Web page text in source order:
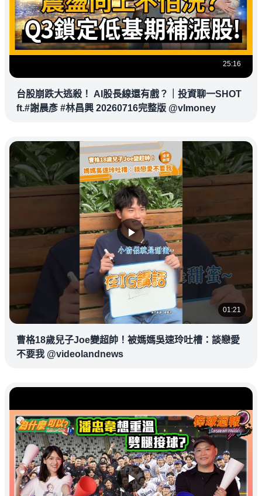
25:16
台股崩跌大逃殺！ AI股長線還有戲？｜投資聊一SHOT
ft.#謝晨彥 #林昌興 20260716完整版 @vlmoney
01:21
曹格18歲兒子Joe變超帥！被媽媽吳速玲吐槽：談戀愛
不要我 @videolandnews